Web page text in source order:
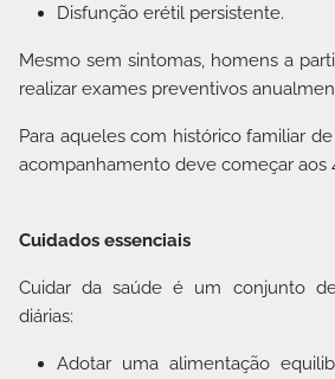
Disfunção erétil persistente.
Mesmo sem sintomas, homens a
realizar exames preventivos
Para aqueles com histórico familiar
acompanhamento deve começar aos
Cuidados essenciais
Cuidar da saúde é um conjunto
diárias:
Adotar uma alimentação